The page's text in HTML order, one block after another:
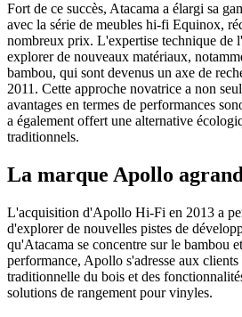
Fort de ce succès, Atacama a élargi sa
avec la série de meubles hi-fi Equinox,
nombreux prix. L'expertise technique de
explorer de nouveaux matériaux,
bambou, qui sont devenus un axe de
2011. Cette approche novatrice a non
avantages en termes de performances
a également offert une alternative
traditionnels.
La marque Apollo
L'acquisition d'Apollo Hi-Fi en 2013 a
d'explorer de nouvelles pistes de
qu'Atacama se concentre sur le bambou
performance, Apollo s'adresse aux
traditionnelle du bois et des
solutions de rangement pour vinyles.